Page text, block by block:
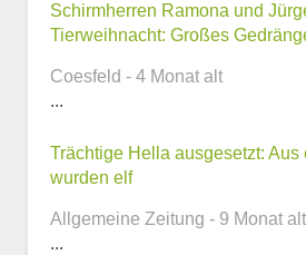
Telefonnummer
Schirmherren Ramona und
Tierweihnacht: Großes
Coesfeld - 4 Monat alt
...
Trächtige Hella ausgesetzt: Aus
wurden elf
Allgemeine Zeitung - 9 Monat alt
...